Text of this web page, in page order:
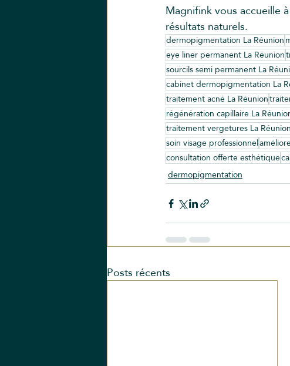
Magnifink vous accueille
résultats naturels.
dermopigmentation La Réunion
eye liner permanent La Réunion
sourcils semi permanent La
cabinet dermopigmentation La
traitement acné La Réunion
régénération capillaire La
traitement vergetures La Réunion
soin visage professionnel
consultation offerte esthétique
dermopigmentation
Posts récents